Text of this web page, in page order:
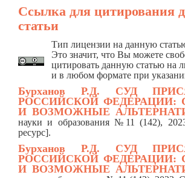
Ссылка для цитирования
статьи
Тип лицензии на данную
Это значит, что Вы можете
цитировать данную статью на
и в любом формате при
Бурханов Р.Д. СУД
РОССИЙСКОЙ ФЕДЕРАЦИИ:
И ВОЗМОЖНЫЕ
науки и образования №11 (142),
ресурс].
Бурханов Р.Д. СУД
РОССИЙСКОЙ ФЕДЕРАЦИИ:
И ВОЗМОЖНЫЕ